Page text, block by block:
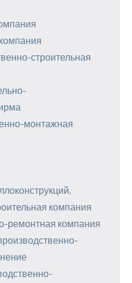
строительная
монтажная
компания
ремонтная компания